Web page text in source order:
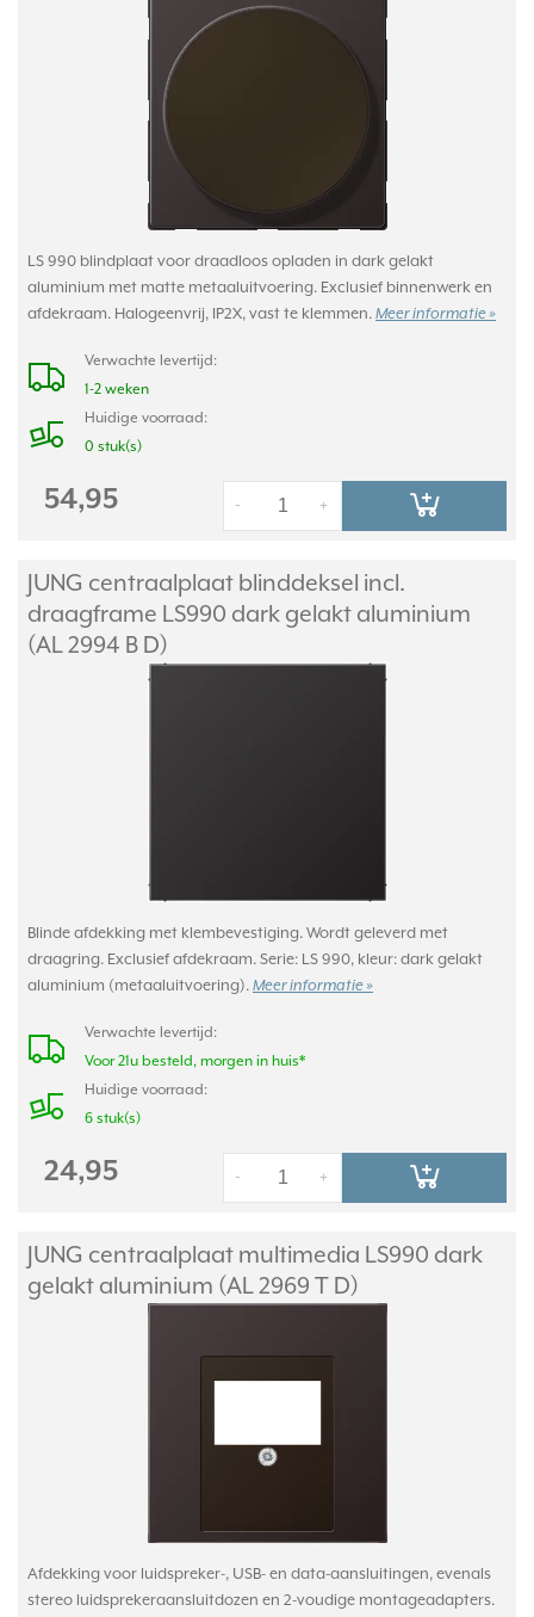
LS 990 blindplaat voor draadloos opladen in dark gelakt
aluminium met matte metaaluitvoering. Exclusief binnenwerk en
afdekraam. Halogeenvrij, IP2X, vast te klemmen. Meer informatie »
Verwachte levertijd:
1-2 weken
Huidige voorraad:
0 stuk(s)
54,95 +
-
JUNG centraalplaat blinddeksel incl.
draagframe LS990 dark gelakt aluminium
(AL 2994 B D)
Blinde afdekking met klembevestiging. Wordt geleverd met
draagring. Exclusief afdekraam. Serie: LS 990, kleur: dark gelakt
aluminium (metaaluitvoering). Meer informatie »
Verwachte levertijd:
Voor 21u besteld, morgen in huis*
Huidige voorraad:
6 stuk(s)
24,95 +
-
JUNG centraalplaat multimedia LS990 dark
gelakt aluminium (AL 2969 T D)
Afdekking voor luidspreker-, USB- en data-aansluitingen, evenals
stereo luidsprekeraansluitdozen en 2-voudige montageadapters.